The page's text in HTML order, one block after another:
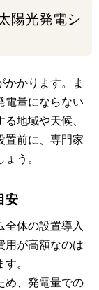
陽光発電シ
かります。ま
電量にならない
地域や天候、
置前に、専門家
う。
安
全体の設置導入
用が高額なのは
。
め、発電量での